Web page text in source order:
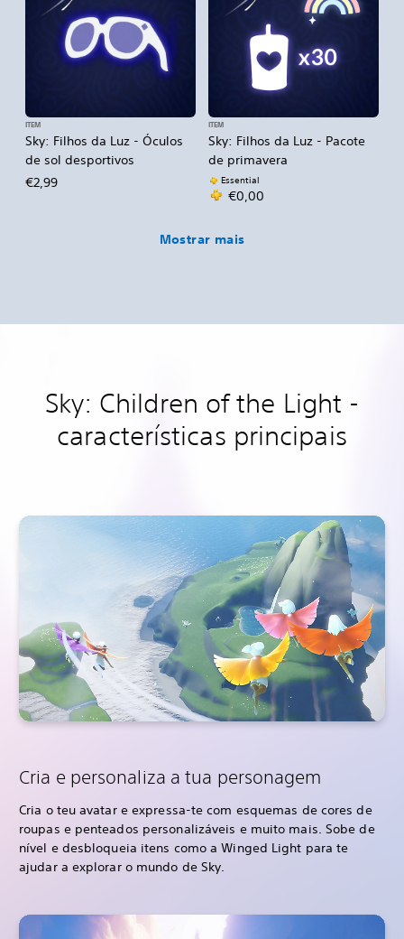
Sky: Filhos da Luz - Óculos
de sol desportivos
ITEM
€2,99
Sky: Filhos da Luz - Pacote
de primavera
ITEM
Essential
€0,00
Mostrar mais
Sky: Children of the Light -
características principais
Cria e personaliza a tua personagem
Cria o teu avatar e expressa-te com esquemas de cores de
roupas e penteados personalizáveis e muito mais. Sobe de
nível e desbloqueia itens como a Winged Light para te
ajudar a explorar o mundo de Sky.